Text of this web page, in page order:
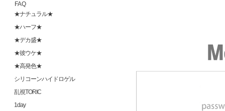
FAQ
★ナチュラル★
★ハーフ★
★デカ盛★
★彼ウケ★
★高発色★
シリコーンハイドロゲル
乱視TORIC
1day